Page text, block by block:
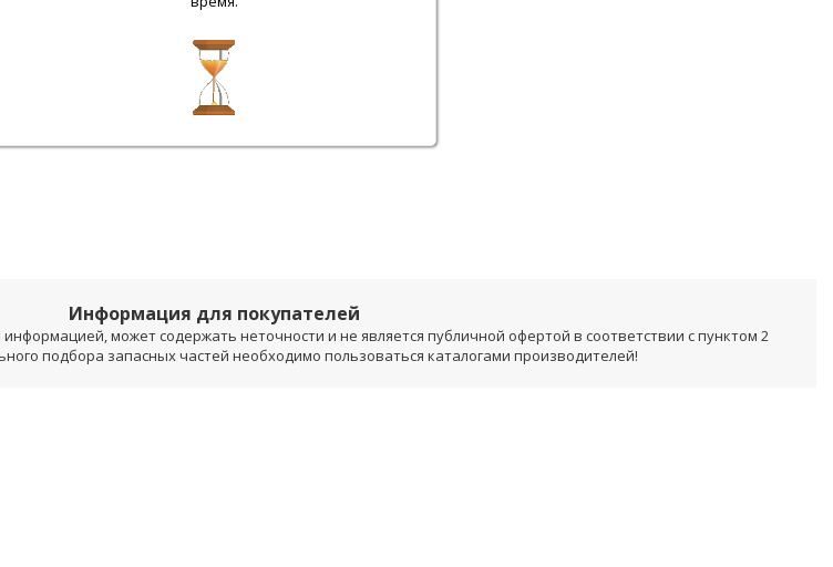
Информация для покупателей
может содержать неточности и не является публичной офертой в соответствии с пунктом 2
подбора запасных частей необходимо пользоваться каталогами производителей!